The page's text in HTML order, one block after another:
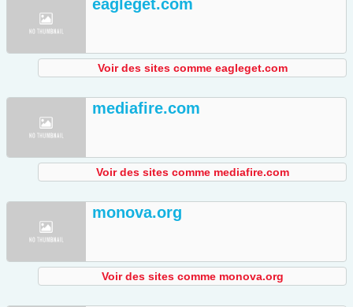
eagleget.com
Voir des sites comme eagleget.com
mediafire.com
Voir des sites comme mediafire.com
monova.org
Voir des sites comme monova.org